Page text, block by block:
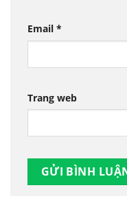
Email *
Trang web